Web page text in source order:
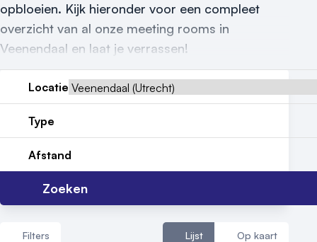
opbloeien. Kijk hieronder voor een compleet
overzicht van al onze meeting rooms in
Veenendaal en laat je verrassen!
Locatie
Type
Afstand
Zoeken
Filters Lijst Op kaart